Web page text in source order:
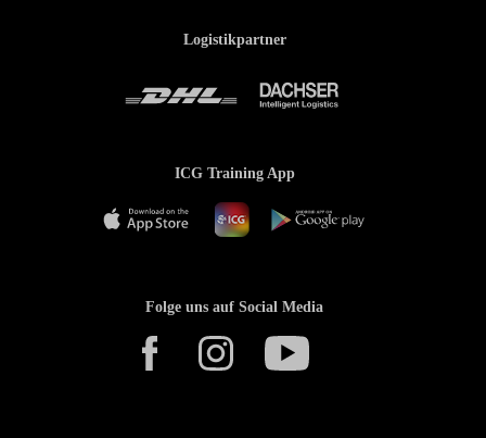
Logistikpartner
ICG Training App
Folge uns auf Social Media